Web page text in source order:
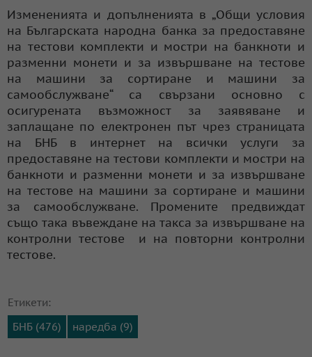
Измененията и допълненията в „Общи условия
на Българската народна банка за предоставяне
на тестови комплекти и мостри на банкноти и
разменни монети и за извършване на тестове
на машини за сортиране и машини за
самообслужване“ са свързани основно с
осигурената възможност за заявяване и
заплащане по електронен път чрез страницата
на БНБ в интернет на всички услуги за
предоставяне на тестови комплекти и мостри на
банкноти и разменни монети и за извършване
на тестове на машини за сортиране и машини
за самообслужване. Промените предвиждат
също така въвеждане на такса за извършване на
контролни тестове и на повторни контролни
тестове.
Етикети:
БНБ (476)
наредба (9)